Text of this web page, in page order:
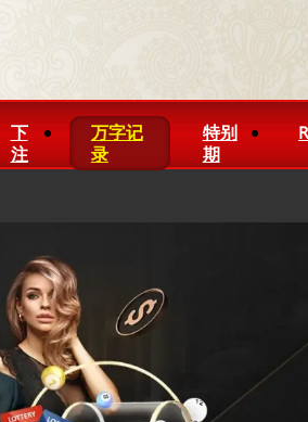
下
注
万字记
录
特别
期